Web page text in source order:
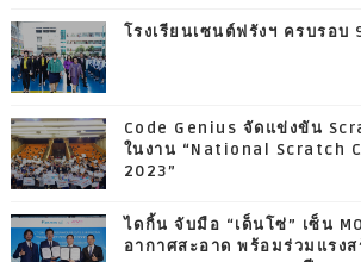
โรงเรียนเซนต์ฟรังฯ ครบรอบ
Code Genius จัดแข่งขัน
ในงาน “National Scratch
2023”
ไดกิ้น จับมือ “เด็นโซ่” เซ็น
อากาศสะอาด พร้อมร่วมแรง